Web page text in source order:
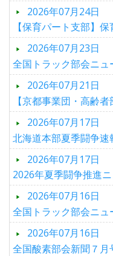
2026年07月24日
【保育パート支部】
2026年07月23日
全国トラック部会ニュ
2026年07月21日
【京都事業団・高齢
2026年07月17日
北海道本部夏季闘争速
2026年07月17日
2026年夏季闘争推進
2026年07月16日
全国トラック部会ニュ
2026年07月16日
全国酸素部会新聞７月